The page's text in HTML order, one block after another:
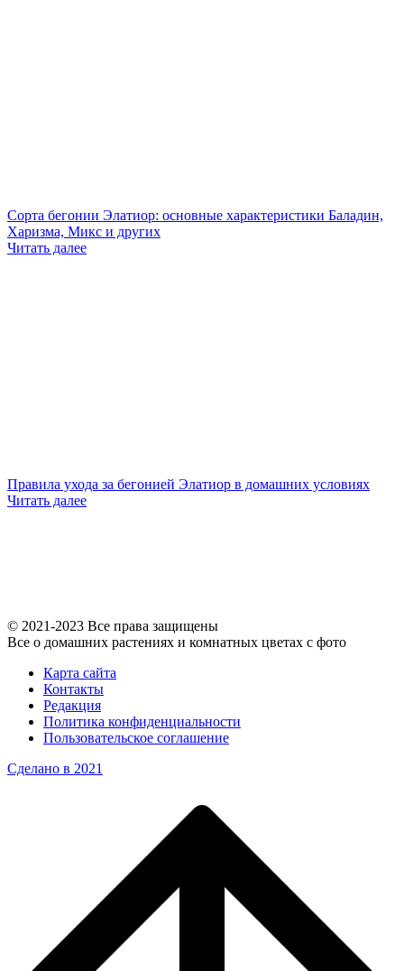
Сорта бегонии Элатиор: основные характеристики Баладин,
Харизма, Микс и других
Читать далее
Правила ухода за бегонией Элатиор в домашних условиях
Читать далее
© 2021-2023 Все права защищены
Все о домашних растениях и комнатных цветах с фото
Карта сайта
Контакты
Редакция
Политика конфиденциальности
Пользовательское соглашение
Сделано в 2021